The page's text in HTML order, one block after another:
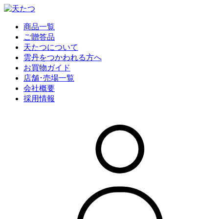
商品一覧
ご贈答品
天たつについて
雲丹をつかわれる方へ
お買物ガイド
店舗･売場一覧
会社概要
採用情報